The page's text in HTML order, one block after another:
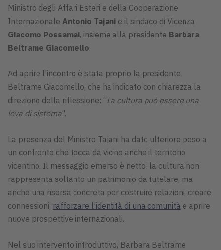
Ministro degli Affari Esteri e della Cooperazione
Internazionale Antonio Tajani e il sindaco di Vicenza
Giacomo Possamai, insieme alla presidente Barbara
Beltrame Giacomello.
Ad aprire l’incontro è stata proprio la presidente
Beltrame Giacomello, che ha indicato con chiarezza la
direzione della riflessione: “La cultura può essere una
leva di sistema".
La presenza del Ministro Tajani ha dato ulteriore peso a
un confronto che tocca da vicino anche il territorio
vicentino. Il messaggio emerso è netto: la cultura non
rappresenta soltanto un patrimonio da tutelare, ma
anche una risorsa concreta per costruire relazioni, creare
connessioni, rafforzare l’identità di una comunità e aprire
nuove prospettive internazionali.
Nel suo intervento introduttivo, Barbara Beltrame